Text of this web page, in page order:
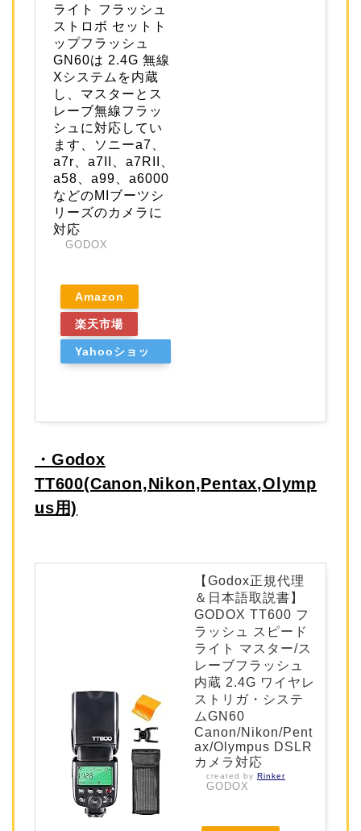
ライト フラッシュ
ストロボ セットト
ップフラッシュ
GN60は 2.4G 無線
Xシステムを内蔵
し、マスターとス
レーブ無線フラッ
シュに対応してい
ます、ソニーa7、
a7r、a7II、a7RII、
a58、a99、a6000
などのMIブーツシ
リーズのカメラに
対応
GODOX
Amazon
楽天市場
Yahooショッ
・Godox
TT600(Canon,Nikon,Pentax,Olymp
us用)
【Godox正規代理
＆日本語取説書】
GODOX TT600 フ
ラッシュ スピード
ライト マスター/ス
レーブフラッシュ
内蔵 2.4G ワイヤレ
ストリガ・システ
ムGN60
Canon/Nikon/Pent
ax/Olympus DSLR
カメラ対応
created by Rinker
GODOX